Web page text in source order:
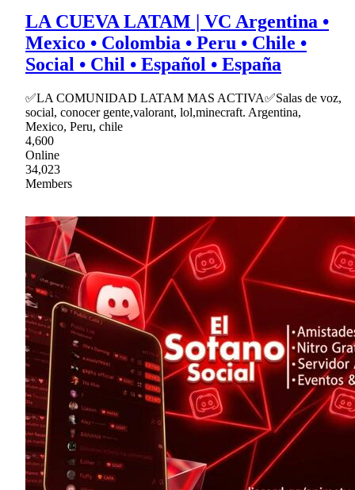
LA CUEVA LATAM | VC Argentina •
Mexico • Colombia • Peru • Chile •
Social • Chil • Español • España
✅LA COMUNIDAD LATAM MAS ACTIVA✅Salas de voz,
social, conocer gente,valorant, lol,minecraft. Argentina,
Mexico, Peru, chile
4,600
Online
34,023
Members